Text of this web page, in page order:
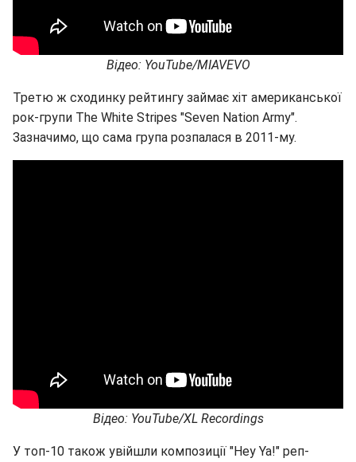
Відео: YouTube/MIAVEVO
Третю ж сходинку рейтингу займає хіт американської
рок-групи The White Stripes "Seven Nation Army".
Зазначимо, що сама група розпалася в 2011-му.
Відео: YouTube/XL Recordings
У топ-10 також увійшли композиції "Hey Ya!" реп-